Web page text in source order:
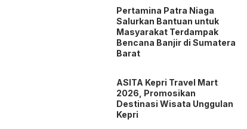
Pertamina Patra Niaga
Salurkan Bantuan untuk
Masyarakat Terdampak
Bencana Banjir di Sumatera
Barat
ASITA Kepri Travel Mart
2026, Promosikan
Destinasi Wisata Unggulan
Kepri